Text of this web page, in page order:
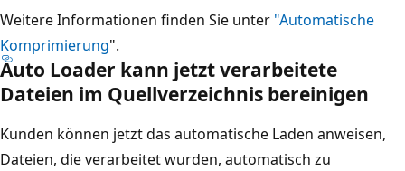
Weitere Informationen finden Sie unter "Automatische
Komprimierung".
Auto Loader kann jetzt verarbeitete
Dateien im Quellverzeichnis bereinigen
Kunden können jetzt das automatische Laden anweisen,
Dateien, die verarbeitet wurden, automatisch zu